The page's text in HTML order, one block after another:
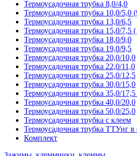
Термоусадочная трубка 8,0/4,0
Термоусадочная трубка 10,0/5,0
Термоусадочная трубка 13,0/6,5
Термоусадочная трубка 15,0/7,5
Термоусадочная трубка 18,0/9,0
Термоусадочная трубка 19,0/9,5
Термоусадочная трубка 20,0/10,0
Термоусадочная трубка 22,0/11,0
Термоусадочная трубка 25,0/12,5
Термоусадочная трубка 30,0/15,0
Термоусадочная трубка 35,0/
Термоусадочная трубка 40,0/20,0
Термоусадочная трубка 50,0/25,0
Термоусадочная трубка с клеем
Термоусадочная трубка ТТУнг в
Комплект